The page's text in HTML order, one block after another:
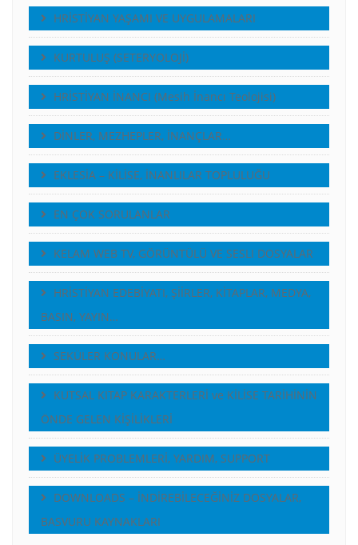
HRİSTİYAN YAŞAMI VE UYGULAMALARI
KURTULUŞ (SETERYOLOJİ)
HRİSTİYAN İNANCI (Mesih İnancı Teolojisi)
DİNLER, MEZHEPLER, İNANÇLAR…
EKLESİA – KİLİSE, İNANLILAR TOPLULUĞU
EN ÇOK SORULANLAR
KELAM WEB TV, GÖRÜNTÜLÜ VE SESLI DOSYALAR
HRİSTİYAN EDEBİYATI, ŞİİRLER, KİTAPLAR, MEDYA,
BASIN, YAYIN…
SEKÜLER KONULAR…
KUTSAL KITAP KARAKTERLERİ ve KİLİSE TARİHİNİN
ÖNDE GELEN KİŞİLİKLERİ
ÜYELİK PROBLEMLERİ, YARDIM, SUPPORT
DOWNLOADS – İNDİREBİLECEĞİNİZ DOSYALAR,
BASVURU KAYNAKLARI